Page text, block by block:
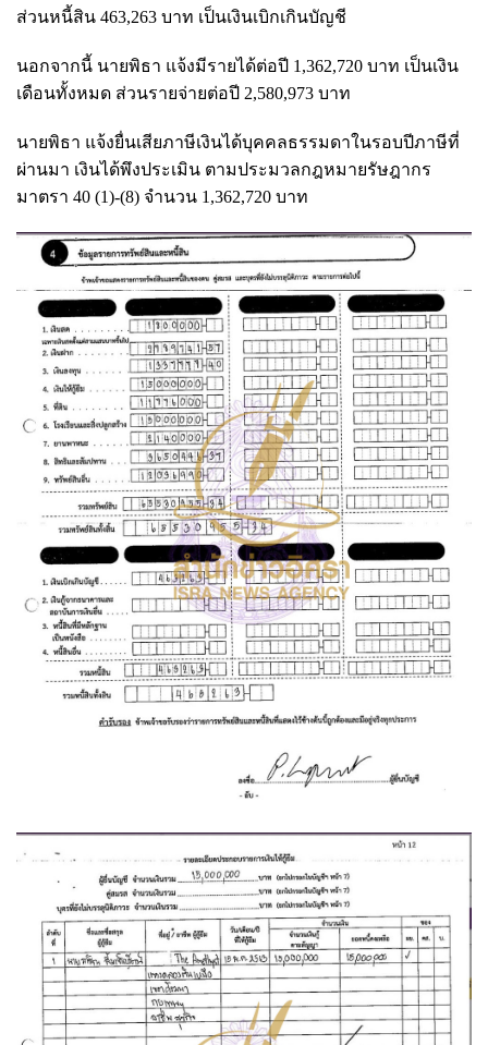
ส่วนหนี้สิน 463,263 บาท เป็นเงินเบิกเกินบัญชี
นอกจากนี้ นายพิธา แจ้งมีรายได้ต่อปี 1,362,720 บาท เป็นเงิน
เดือนทั้งหมด ส่วนรายจ่ายต่อปี 2,580,973 บาท
นายพิธา แจ้งยื่นเสียภาษีเงินได้บุคคลธรรมดาในรอบปีภาษีที่
ผ่านมา เงินได้พึงประเมิน ตามประมวลกฎหมายรัษฎากร
มาตรา 40 (1)-(8) จำนวน 1,362,720 บาท